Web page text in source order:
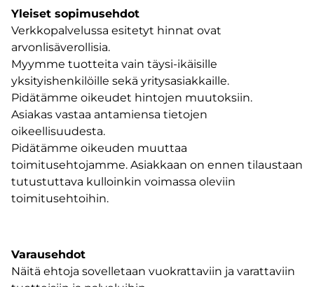
Yleiset sopimusehdot
Verkkopalvelussa esitetyt hinnat ovat
arvonlisäverollisia.
Myymme tuotteita vain täysi-ikäisille
yksityishenkilöille sekä yritysasiakkaille.
Pidätämme oikeudet hintojen muutoksiin.
Asiakas vastaa antamiensa tietojen
oikeellisuudesta.
Pidätämme oikeuden muuttaa
toimitusehtojamme. Asiakkaan on ennen tilaustaan
tutustuttava kulloinkin voimassa oleviin
toimitusehtoihin.
Varausehdot
Näitä ehtoja sovelletaan vuokrattaviin ja varattaviin